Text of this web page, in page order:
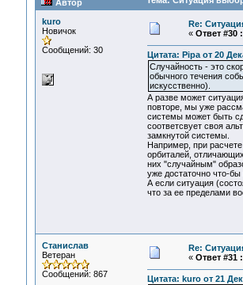
Автор
kuro
Новичок
Сообщений: 30
Re:
« Ответ #30 :
Цитата: Pipa от 20
Случайность - это
обычного течения
искусственно).
А разве может
повторе, мы уже
системы может быть
соответсвует своя
замкнутой системы.
Например, при
орбиталей,
них "случайным"
уже достаточно что-бы
А если ситуация
что за ее пределами
Станислав
Ветеран
Сообщений: 867
Re:
« Ответ #31 :
Цитата: kuro от 21